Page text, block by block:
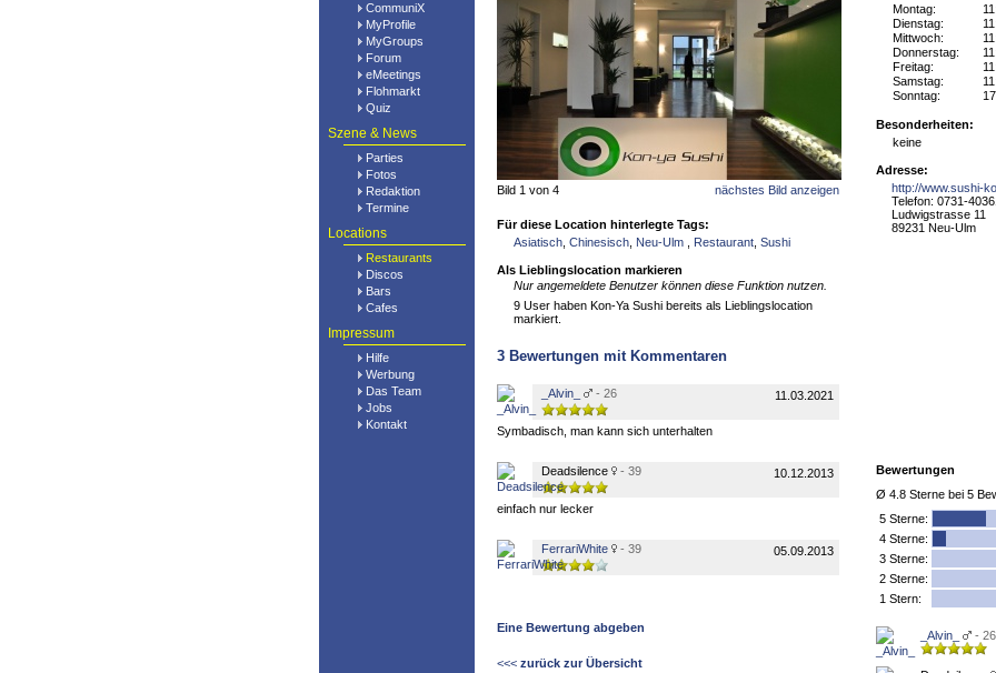
CommuniX
MyProfile
MyGroups
Forum
eMeetings
Flohmarkt
Quiz
Szene & News
Parties
Fotos
Redaktion
Termine
Locations
Restaurants
Discos
Bars
Cafes
Impressum
Hilfe
Werbung
Das Team
Jobs
Kontakt
Montag:
Dienstag:
Mittwoch:
Donnerstag:
Freitag:
Samstag:
Sonntag:
Besonderheiten:
keine
Adresse:
http://www.sushi-
Telefon: 0731-
Ludwigstrasse 11
89231 Neu-Ulm
Bewertungen
Ø 4.8 Sterne bei 5
5 Sterne:
4 Sterne:
3 Sterne:
2 Sterne:
1 Stern:
_Alvin_ - 26
Bild 1 von 4 nächstes Bild anzeigen
Für diese Location hinterlegte Tags:
Asiatisch Chinesisch Neu-Ulm Restaurant Sushi
Als Lieblingslocation markieren
Nur angemeldete Benutzer können diese Funktion nutzen.
9 User haben Kon-Ya Sushi bereits als Lieblingslocation
markiert.
3 Bewertungen mit Kommentaren
_Alvin_ - 26 11.03.2021
Symbadisch, man kann sich unterhalten
Deadsilence - 39 10.12.2013
einfach nur lecker
FerrariWhite - 39 05.09.2013
Eine Bewertung abgeben
<<< zurück zur Übersicht